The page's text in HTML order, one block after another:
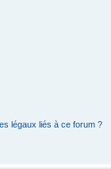
légaux liés à ce forum ?